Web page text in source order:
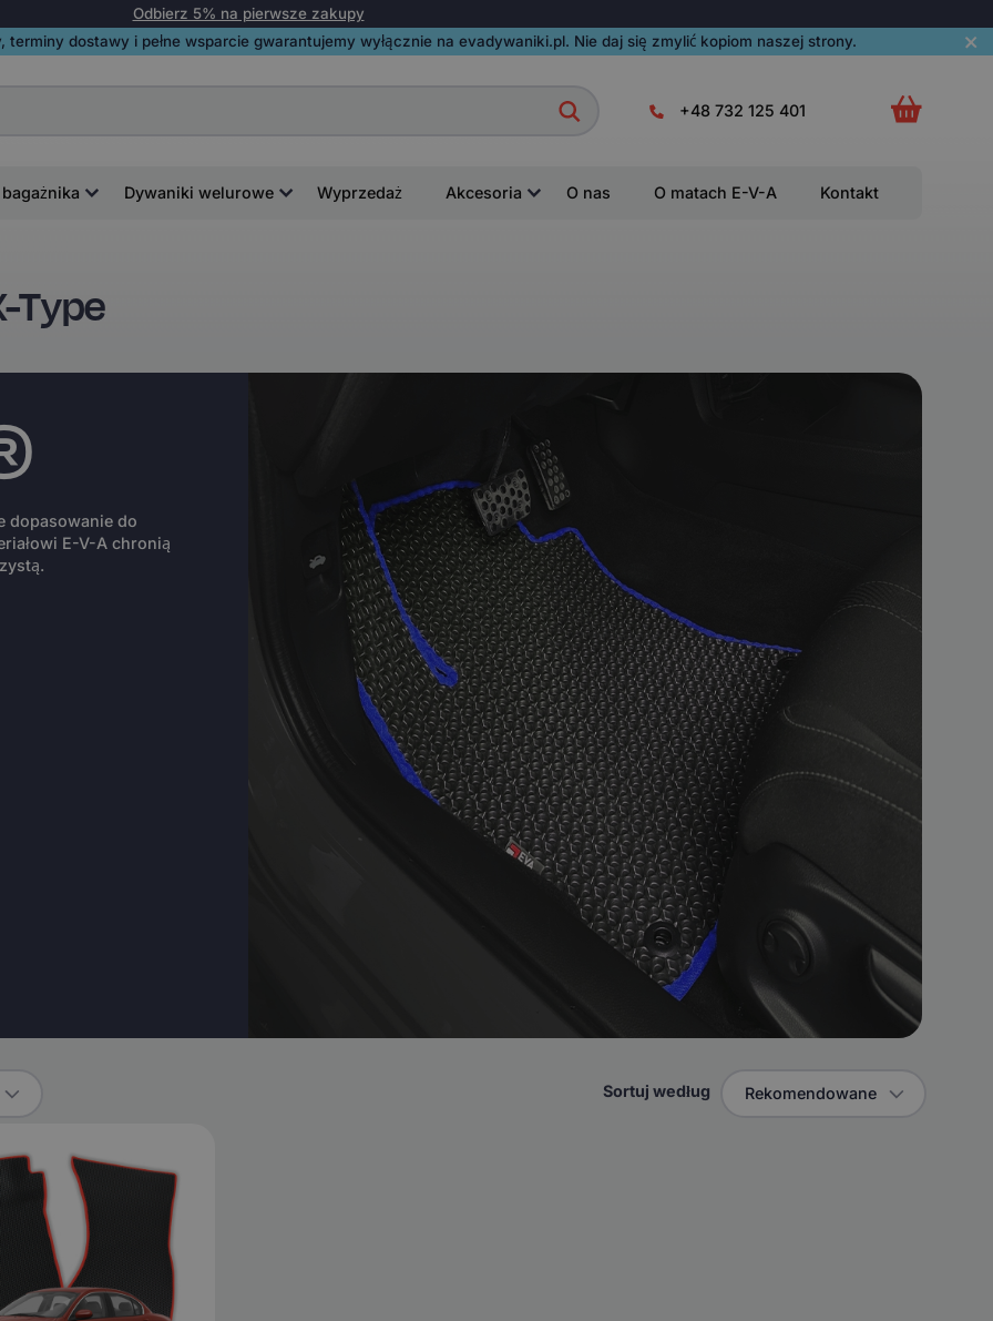
Odbierz 5% na pierwsze zakupy
dostawy i pełne wsparcie gwarantujemy wyłącznie na evadywaniki.pl. Nie daj się zmylić kopiom naszej strony.
+48 732 125 401
Dywaniki welurowe Wyprzedaż Akcesoria O nas O matach E-V-A Kontakt
Type
dopasowanie do
E-V-A chronią
Sortuj według Rekomendowane